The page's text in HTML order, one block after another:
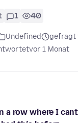
1 40
Undefined
gefragt
vor 1 Monat
a row where I